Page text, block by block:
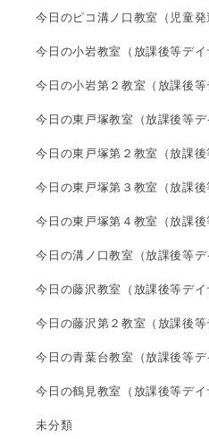
今日のピコ溝ノ口教室（児童発
今日の小岩教室（放課後等デイ
今日の小岩第２教室（放課後等
今日の東戸塚教室（放課後等デ
今日の東戸塚第２教室（放課後
今日の東戸塚第３教室（放課後
今日の東戸塚第４教室（放課後
今日の溝ノ口教室（放課後等デ
今日の藤沢教室（放課後等デイ
今日の藤沢第２教室（放課後等
今日の青葉台教室（放課後等デ
今日の鶴見教室（放課後等デイ
未分類